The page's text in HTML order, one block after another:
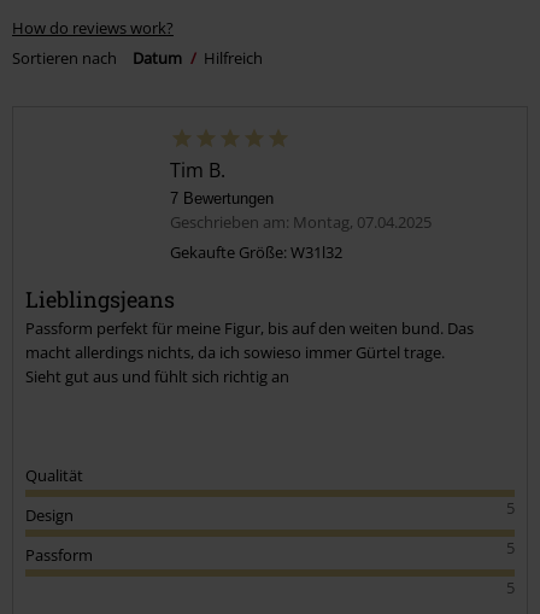
How do reviews work?
Sortieren nach
Datum Hilfreich
Tim B.
7 Bewertungen
Geschrieben am: Montag, 07.04.2025
Gekaufte Größe: W31l32
Lieblingsjeans
Passform perfekt für meine Figur, bis auf den weiten bund. Das
macht allerdings nichts, da ich sowieso immer Gürtel trage.
Sieht gut aus und fühlt sich richtig an
Qualität
5
Design
5
Passform
5